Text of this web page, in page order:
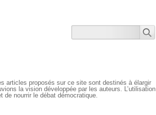
articles proposés sur ce site sont destinés à élargir
la vision développée par les auteurs. L’utilisation
de nourrir le débat démocratique.